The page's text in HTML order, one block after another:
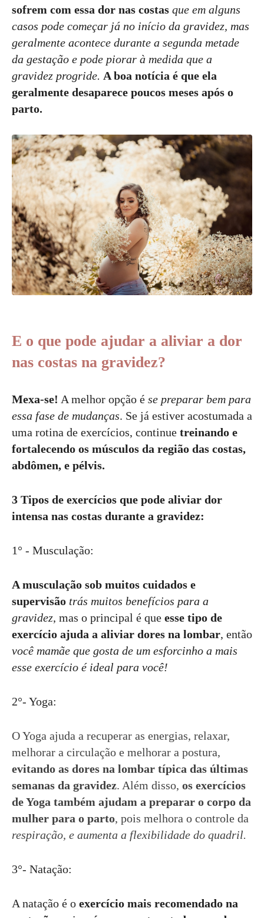
sofrem com essa dor nas costas que em alguns
casos pode começar já no início da gravidez, mas
geralmente acontece durante a segunda metade
da gestação e pode piorar à medida que a
gravidez progride. A boa notícia é que ela
geralmente desaparece poucos meses após o
parto.
E o que pode ajudar a aliviar a dor
nas costas na gravidez?
Mexa-se! A melhor opção é se preparar bem para
essa fase de mudanças. Se já estiver acostumada a
uma rotina de exercícios, continue treinando e
fortalecendo os músculos da região das costas,
abdômen, e pélvis.
3 Tipos de exercícios que pode aliviar dor
intensa nas costas durante a gravidez:
1° - Musculação:
A musculação sob muitos cuidados e
supervisão trás muitos benefícios para a
gravidez, mas o principal é que esse tipo de
exercício ajuda a aliviar dores na lombar, então
você mamãe que gosta de um esforcinho a mais
esse exercício é ideal para você!
2°- Yoga:
O Yoga ajuda a recuperar as energias, relaxar,
melhorar a circulação e melhorar a postura,
evitando as dores na lombar típica das últimas
semanas da gravidez. Além disso, os exercícios
de Yoga também ajudam a preparar o corpo da
mulher para o parto, pois melhora o controle da
respiração, e aumenta a flexibilidade do quadril.
3°- Natação:
A natação é o exercício mais recomendado na